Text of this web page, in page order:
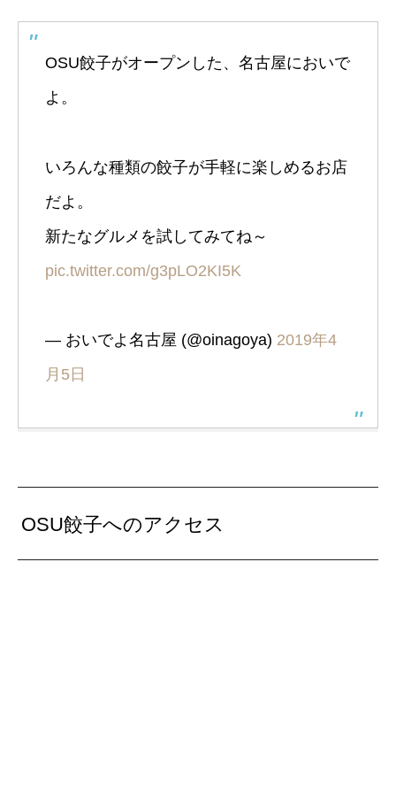
OSU餃子がオープンした、名古屋においで
よ。
いろんな種類の餃子が手軽に楽しめるお店
だよ。
新たなグルメを試してみてね～
pic.twitter.com/g3pLO2KI5K
— おいでよ名古屋 (@oinagoya) 2019年4
月5日
OSU餃子へのアクセス